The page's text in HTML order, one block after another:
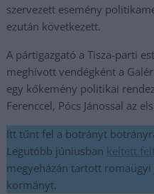
szervezett esemény
ezután következett.
A pártigazgató a Tisza-parti
meghívott vendégként a
egy kőkemény politikai
Ferenccel, Pócs Jánossal az
Itt tűnt fel a botrányt
Legutóbb júniusban keltett
megyeházán tartott
kormányt.